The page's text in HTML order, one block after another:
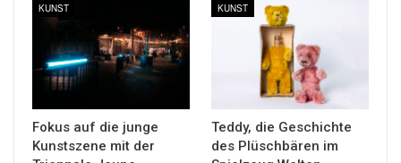
KUNST
Fokus auf die junge
Kunstszene mit der
KUNST
Teddy, die Geschichte
des Plüschbären im